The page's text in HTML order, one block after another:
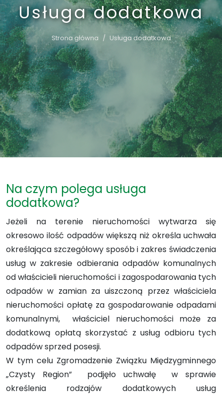
Usługa dodatkowa
Strona główna Usługa dodatkowa
Na czym polega usługa
dodatkowa?
Jeżeli na terenie nieruchomości wytwarza się
okresowo ilość odpadów większą niż określa uchwała
określająca szczegółowy sposób i zakres świadczenia
usług w zakresie odbierania odpadów komunalnych
od właścicieli nieruchomości i zagospodarowania tych
odpadów w zamian za uiszczoną przez właściciela
nieruchomości opłatę za gospodarowanie odpadami
komunalnymi, właściciel nieruchomości może za
dodatkową opłatą skorzystać z usług odbioru tych
odpadów sprzed posesji.
W tym celu Zgromadzenie Związku Międzygminnego
„Czysty Region” podjęło uchwałę w sprawie
określenia rodzajów dodatkowych usług